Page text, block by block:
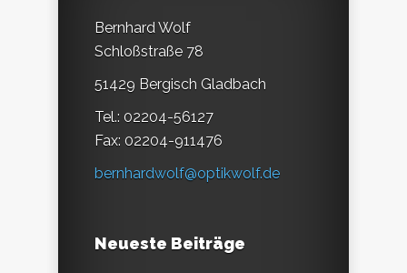
Bernhard Wolf
Schloßstraße 78
51429 Bergisch Gladbach
Tel.: 02204-56127
Fax: 02204-911476
bernhardwolf@optikwolf.de
Neueste Beiträge